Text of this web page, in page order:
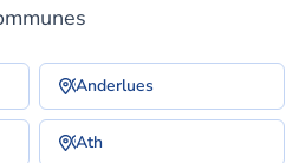
Anderlues
Ath